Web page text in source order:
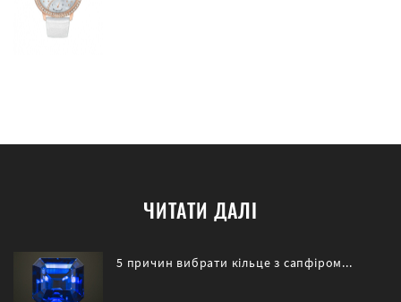
ЧИТАТИ ДАЛІ
5 причин вибрати кільце з сапфіром...